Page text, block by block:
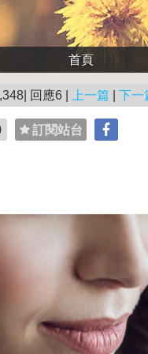
首頁
回應6 | 上一篇 下一
訂閱站台